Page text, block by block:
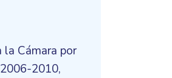
Cámara por
2010,